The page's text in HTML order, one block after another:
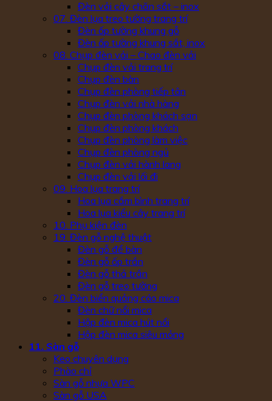
Đèn vải cây chăn sắt – inox
07. Đèn lụa treo tường trang trí
Đèn ốp tường khung gỗ
Đèn ốp tường khung sắt, inox
08. Chụp đèn vải – Chao đèn vải
Chụp đèn vải trang trí
Chụp đèn bàn
Chụp đèn phòng tiếp tân
Chụp đèn vải nhà hàng
Chụp đèn phòng khách sạn
Chụp đèn phòng khách
Chụp đèn phòng làm việc
Chụp đèn phòng ngủ
Chụp đèn vải hành lang
Chụp đèn vải lối đi
09. Hoa lụa trang trí
Hoa lụa cắm bình trang trí
Hoa lụa kiểu cây trang trí
10. Phụ kiện đèn
19. Đèn gỗ nghệ thuật
Đèn gỗ để bàn
Đèn gỗ ốp trần
Đèn gỗ thả trần
Đèn gỗ treo tường
20. Đèn biển quảng cáo mica
Đèn chữ nổi mica
Hộp đèn mica hút nổi
Hộp đèn mica siêu mỏng
11. Sàn gỗ
Keo chuyên dụng
Phào chỉ
Sàn gỗ nhựa WPC
Sàn gỗ USA